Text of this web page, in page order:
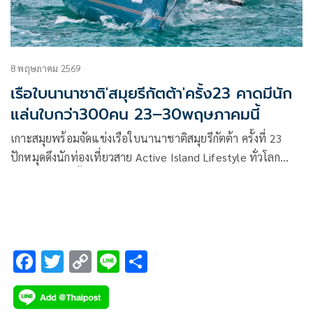
8 พฤษภาคม 2569
เรือใบนานาชาติ'สมุยรีกัตต้า'ครั้ง23 คาดมีนัก
แล่นใบกว่า300คน 23–30พฤษภาคมนี้
เกาะสมุยพร้อมจัดแข่งเรือใบนานาชาติสมุยรีกัตต้า ครั้งที่ 23
ปักหมุดดึงนักท่องเที่ยวสาย Active Island Lifestyle ทั่วโลก
F
ac
e
T
wi
tt
C
o
p
Li